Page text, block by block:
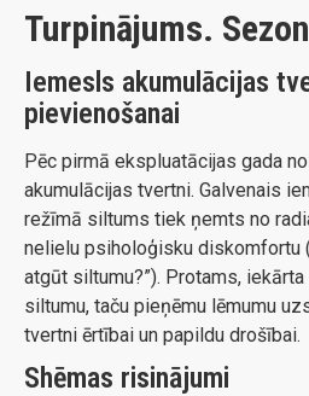
Turpinājums.
Iemesls akumulācijas
pievienošanai
Pēc pirmā ekspluatācijas gada
akumulācijas tvertni. Galvenais
režīmā siltums tiek ņemts no
nelielu psiholoģisku diskomfortu
atgūt siltumu?”). Protams,
siltumu, taču pieņēmu lēmumu
tvertni ērtībai un papildu drošībai.
Shēmas risinājumi